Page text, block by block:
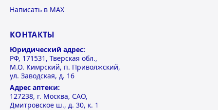
Написать в MAX
КОНТАКТЫ
Юридический адрес:
РФ, 171531, Тверская обл.,
М.О. Кимрский, п. Приволжский,
ул. Заводская, д. 16
Адрес аптеки:
127238, г. Москва, САО,
Дмитровское ш., д. 30, к. 1